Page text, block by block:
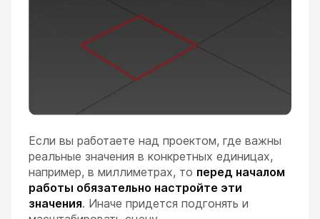
Если вы работаете над проектом, где важны
реальные значения в конкретных единицах,
например, в миллиметрах, то перед началом
работы обязательно настройте эти
значения. Иначе придется подгонять и